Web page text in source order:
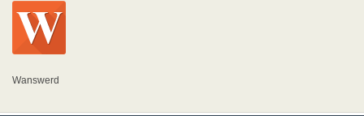
Wanswerd